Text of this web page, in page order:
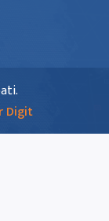
Digit